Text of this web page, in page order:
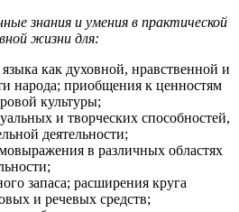
знания и умения в практической
жизни для:
языка как духовной, нравственной и
народа; приобщения к ценностям
культуры;
и творческих способностей,
деятельности;
в различных областях
запаса; расширения круга
и речевых средств;